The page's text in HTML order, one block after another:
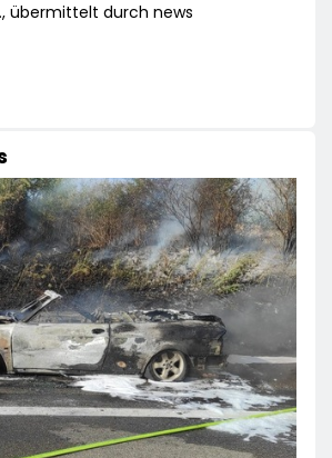
übermittelt durch news